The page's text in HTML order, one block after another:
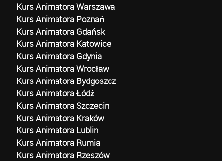
Kurs Animatora Warszawa
Kurs Animatora Poznań
Kurs Animatora Gdańsk
Kurs Animatora Katowice
Kurs Animatora Gdynia
Kurs Animatora Wrocław
Kurs Animatora Bydgoszcz
Kurs Animatora Łódź
Kurs Animatora Szczecin
Kurs Animatora Kraków
Kurs Animatora Lublin
Kurs Animatora Rumia
Kurs Animatora Rzeszów